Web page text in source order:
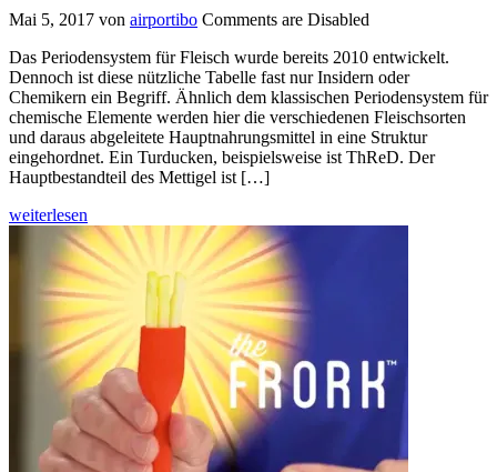
Mai 5, 2017 von airportibo Comments are Disabled
Das Periodensystem für Fleisch wurde bereits 2010 entwickelt.
Dennoch ist diese nützliche Tabelle fast nur Insidern oder
Chemikern ein Begriff. Ähnlich dem klassischen Periodensystem für
chemische Elemente werden hier die verschiedenen Fleischsorten
und daraus abgeleitete Hauptnahrungsmittel in eine Struktur
eingehordnet. Ein Turducken, beispielsweise ist ThReD. Der
Hauptbestandteil des Mettigel ist […]
weiterlesen